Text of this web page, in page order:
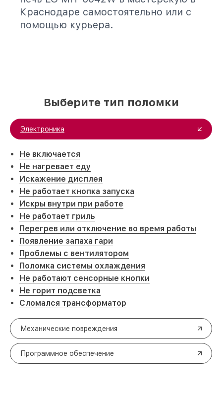
Краснодаре самостоятельно или с
помощью курьера.
Выберите тип поломки
Электроника
Не включается
Не нагревает еду
Искажение дисплея
Не работает кнопка запуска
Искры внутри при работе
Не работает гриль
Перегрев или отключение во время работы
Появление запаха гари
Проблемы с вентилятором
Поломка системы охлаждения
Не работают сенсорные кнопки
Не горит подсветка
Сломался трансформатор
Механические повреждения
Программное обеспечение